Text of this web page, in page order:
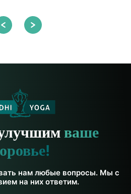
ваше
нам любые вопросы. Мы с
на них ответим.